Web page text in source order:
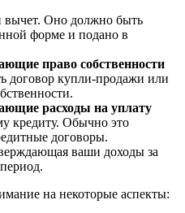
вычет. Оно должно быть
форме и подано в
право собственности
договор купли-продажи или
расходы на уплату
кредиту. Обычно это
договоры.
ваши доходы за
на некоторые аспекты: